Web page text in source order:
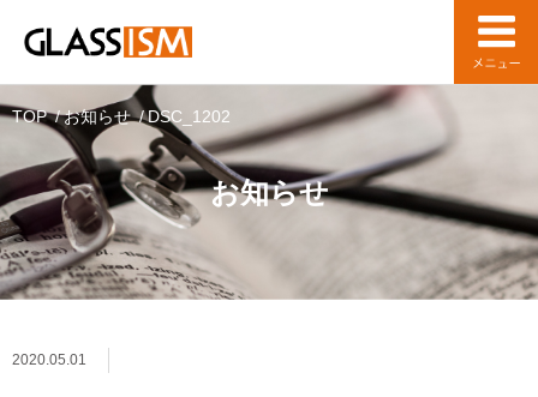
お知らせ
TOP お知らせ DSC_1202
2020.05.01